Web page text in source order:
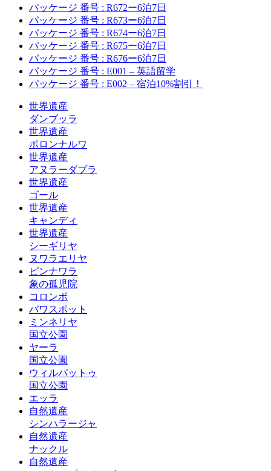
パッケージ 番号 : R672ー6泊7日
パッケージ 番号 : R673ー6泊7日
パッケージ 番号 : R674ー6泊7日
パッケージ 番号 : R675ー6泊7日
パッケージ 番号 : R676ー6泊7日
パッケージ 番号 : E001 – 英語留学
パッケージ 番号 : E002 – 宿泊10%割引！
世界遺産
ダンブッラ
世界遺産
ポロンナルワ
世界遺産
アヌラーダプラ
世界遺産
ゴール
世界遺産
キャンディ
世界遺産
シーギリヤ
ヌワラエリヤ
ピンナワラ
象の孤児院
コロンボ
バワスポット
ミンネリヤ
国立公園
ヤーラ
国立公園
ウィルパットゥ
国立公園
エッラ
自然遺産
シンハラージャ
自然遺産
ナックル
自然遺産